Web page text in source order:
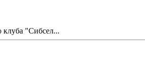
клуба "Сибсел...